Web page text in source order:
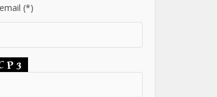
(*)